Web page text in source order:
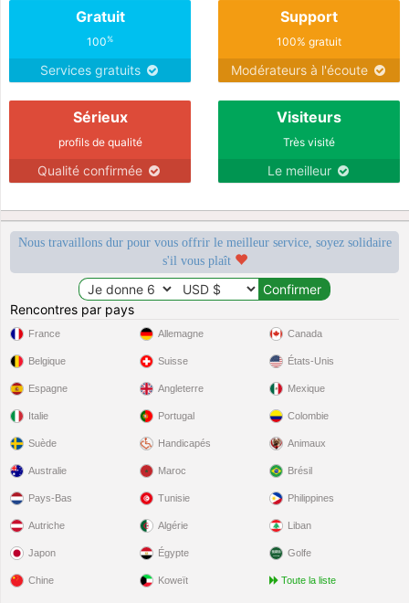
Gratuit
100%
Services gratuits
Support
100% gratuit
Modérateurs à l'écoute
Sérieux
profils de qualité
Qualité confirmée
Visiteurs
Très visité
Le meilleur
Nous travaillons dur pour vous offrir le meilleur service, soyez solidaire
s'il vous plaît
Rencontres par pays
France
Belgique
Espagne
Italie
Suède
Allemagne
Suisse
Angleterre
Portugal
Handicapés
Canada
États-Unis
Mexique
Colombie
Animaux
Australie
Pays-Bas
Autriche
Japon
Chine
Maroc
Tunisie
Algérie
Égypte
Koweït
Brésil
Philippines
Liban
Golfe
Toute la liste